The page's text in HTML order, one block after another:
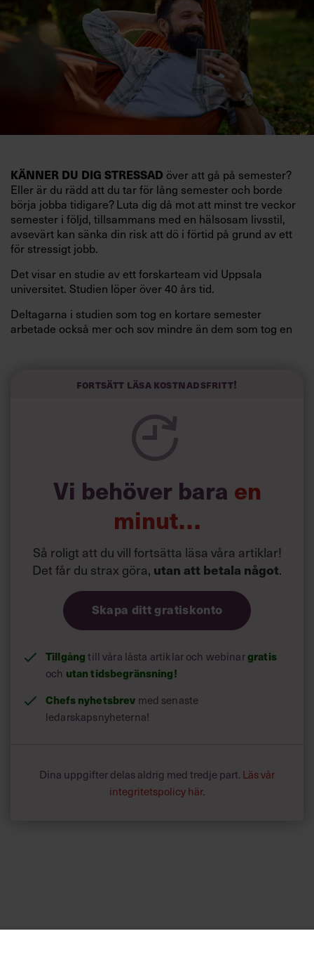
KÄNNER DU DIG STRESSAD över att gå på semester?
Eller är du rädd att du tar för lång semester och borde
börja jobba tidigare? Luta dig då mot att minst tre veckor
semester i följd, tillsammans med en hälsosam livsstil,
avsevärt kan sänka din risk att dö i förtid på grund av ett
för stressigt jobb.
Det visar en studie av ett forskarteam vid Uppsala
universitet. Studien löper över 40 års tid.
Deltagarna i studien som tog en kortare semester
arbetade också mer och sov mindre än dem som tog en
Forskarna tror sig dessutom kunna uttyda att en längre
försök att förändra livsstilsvanor.
Fortsätt läsa kostnadsfritt!
Vi behöver bara en
minut…
Så roligt att du vill fortsätta läsa våra artiklar!
Det får du strax göra, utan att betala något.
Skapa ditt gratiskonto
Tillgång till våra låsta artiklar och webinargratis
och utan tidsbegränsning!
Chefs nyhetsbrev med senaste
ledarskapsnyheterna!
Dina uppgifter delas aldrig med tredje part. Läs vår
integritetspolicy här.